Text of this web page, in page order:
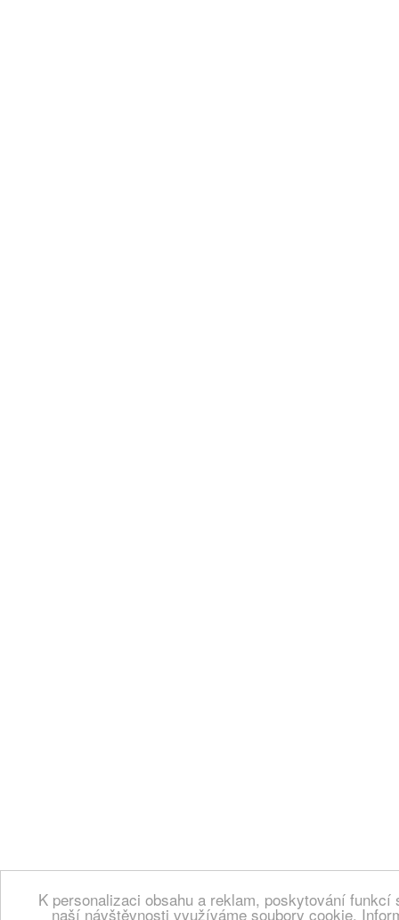
K personalizaci obsahu a reklam, poskytování
naší návštěvnosti využíváme soubory cookie.